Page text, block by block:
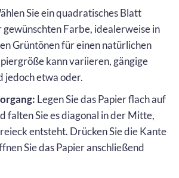
Sie ein quadratisches Blatt
gewünschten Farbe, idealerweise in
Grüntönen für einen natürlichen
kann variieren, gängige
jedoch etwa oder.
Legen Sie das Papier flach auf
falten Sie es diagonal in der Mitte,
entsteht. Drücken Sie die Kante
Sie das Papier anschließend